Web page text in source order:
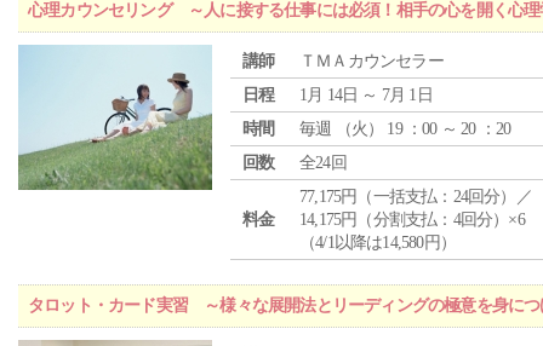
心理カウンセリング ～人に接する仕事には必須！相手の心を開く心理
講師
ＴＭＡカウンセラー
日程
1月 14日 ～ 7月 1日
時間
毎週 （火 ） 19 ：00 ～ 20 ：20
回数
全24回
料金
77,175円（一括支払：24回分）／
14,175円（分割支払：4回分）×6
（4/1以降は14,580円）
タロット・カード実習 ～様々な展開法とリーディングの極意を身につ